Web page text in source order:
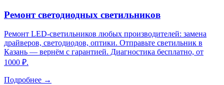
Ремонт светодиодных светильников
Ремонт LED-светильников любых производителей: замена
драйверов, светодиодов, оптики. Отправьте светильник в
Казань — вернём с гарантией. Диагностика бесплатно, от
1000 ₽.
Подробнее →